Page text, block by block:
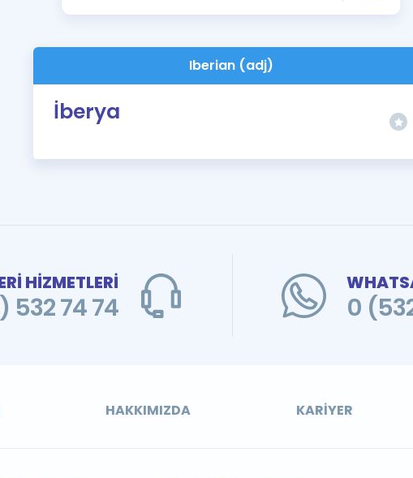
İngilizce Gramer
Iberian (adj)
İberya
HİZMETLERİ
532 74 74 0
HAKKIMIZDA KARIYER